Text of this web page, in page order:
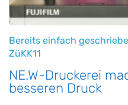
Bereits einfach
ZüKK11
NE.W-Druckerei
besseren Druck